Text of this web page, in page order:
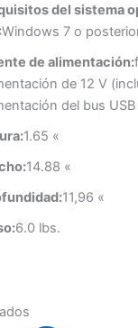
del sistema
Windows 7 o
de alimentación:
de 12 V
del bus USB
1.65 «
14.88 «
11,96 «
6.0 lbs.